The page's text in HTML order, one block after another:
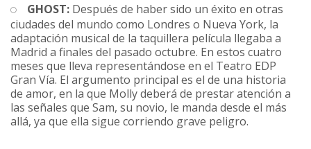
GHOST: Después de haber sido un éxito en otras
ciudades del mundo como Londres o Nueva York, la
adaptación musical de la taquillera película llegaba a
Madrid a finales del pasado octubre. En estos cuatro
meses que lleva representándose en el Teatro EDP
Gran Vía. El argumento principal es el de una historia
de amor, en la que Molly deberá de prestar atención a
las señales que Sam, su novio, le manda desde el más
allá, ya que ella sigue corriendo grave peligro.